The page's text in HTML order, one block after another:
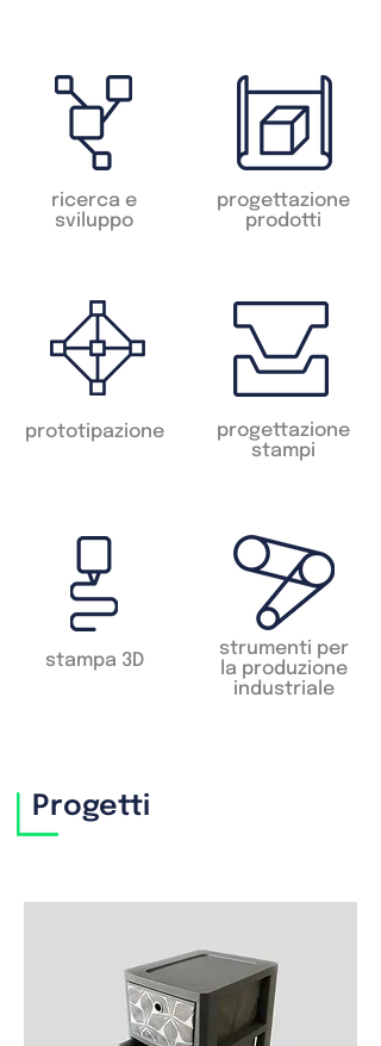
ricerca e
sviluppo
progettazione
prodotti
prototipazione
progettazione
stampi
stampa 3D
strumenti per
la produzione
industriale
Progetti